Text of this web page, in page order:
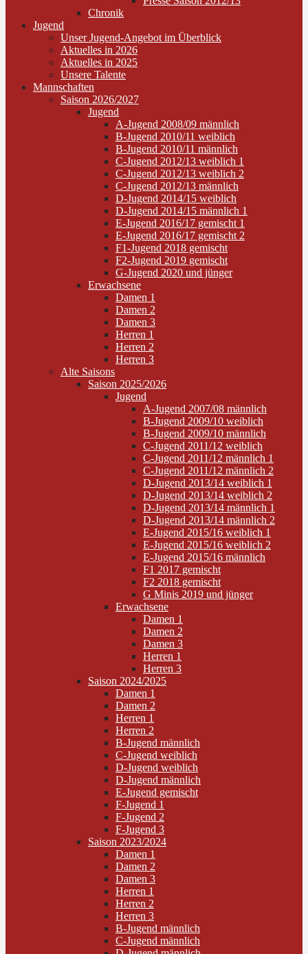
Chronik
Jugend
Unser Jugend-Angebot im Überblick
Aktuelles in 2026
Aktuelles in 2025
Unsere Talente
Mannschaften
Saison 2026/2027
Jugend
A-Jugend 2008/09 männlich
B-Jugend 2010/11 weiblich
B-Jugend 2010/11 männlich
C-Jugend 2012/13 weiblich 1
C-Jugend 2012/13 weiblich 2
C-Jugend 2012/13 männlich
D-Jugend 2014/15 weiblich
D-Jugend 2014/15 männlich 1
E-Jugend 2016/17 gemischt 1
E-Jugend 2016/17 gemischt 2
F1-Jugend 2018 gemischt
F2-Jugend 2019 gemischt
G-Jugend 2020 und jünger
Erwachsene
Damen 1
Damen 2
Damen 3
Herren 1
Herren 2
Herren 3
Alte Saisons
Saison 2025/2026
Jugend
A-Jugend 2007/08 männlich
B-Jugend 2009/10 weiblich
B-Jugend 2009/10 männlich
C-Jugend 2011/12 weiblich
C-Jugend 2011/12 männlich 1
C-Jugend 2011/12 männlich 2
D-Jugend 2013/14 weiblich 1
D-Jugend 2013/14 weiblich 2
D-Jugend 2013/14 männlich 1
D-Jugend 2013/14 männlich 2
E-Jugend 2015/16 weiblich 1
E-Jugend 2015/16 weiblich 2
E-Jugend 2015/16 männlich
F1 2017 gemischt
F2 2018 gemischt
G Minis 2019 und jünger
Erwachsene
Damen 1
Damen 2
Damen 3
Herren 1
Herren 3
Saison 2024/2025
Damen 1
Damen 2
Herren 1
Herren 2
B-Jugend männlich
C-Jugend weiblich
D-Jugend weiblich
D-Jugend männlich
E-Jugend gemischt
F-Jugend 1
F-Jugend 2
F-Jugend 3
Saison 2023/2024
Damen 1
Damen 2
Damen 3
Herren 1
Herren 2
Herren 3
B-Jugend männlich
C-Jugend männlich